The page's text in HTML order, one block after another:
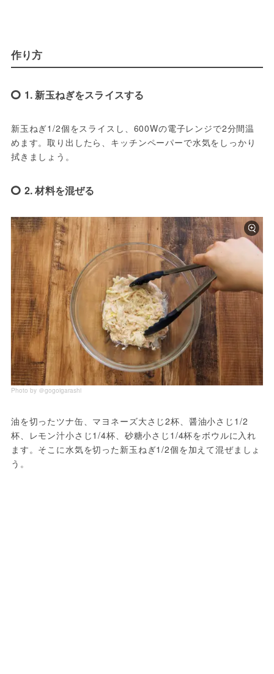
作り方
1. 新玉ねぎをスライスする
新玉ねぎ1/2個をスライスし、600Wの電子レンジで2分間温
めます。取り出したら、キッチンペーパーで水気をしっかり
拭きましょう。
2. 材料を混ぜる
Photo by ＠gogoigarashi
油を切ったツナ缶、マヨネーズ大さじ2杯、醤油小さじ1/2
杯、レモン汁小さじ1/4杯、砂糖小さじ1/4杯をボウルに入れ
ます。そこに水気を切った新玉ねぎ1/2個を加えて混ぜましょ
う。